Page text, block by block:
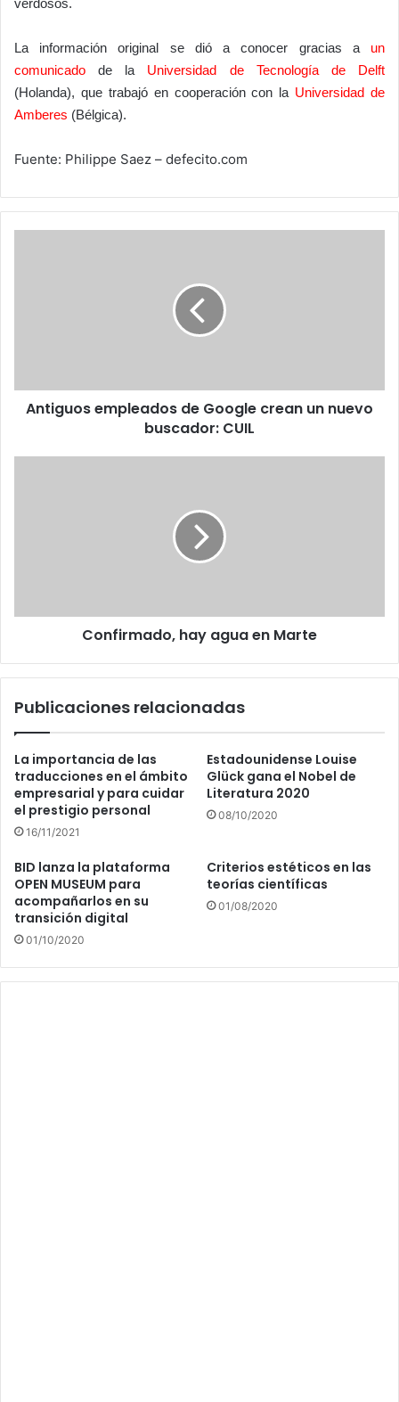
verdosos.
La información original se dió a conocer gracias a un
comunicado de la Universidad de Tecnología de Delft
(Holanda), que trabajó en cooperación con la Universidad de
Amberes (Bélgica).
Fuente: Philippe Saez – defecito.com
CUIL
Antiguos empleados de Google crean un nuevo
buscador: CUIL
Confirmado, hay agua en Marte
Publicaciones relacionadas
La importancia de las
traducciones en el ámbito
empresarial y para cuidar
el prestigio personal
16/11/2021
Estadounidense Louise
Glück gana el Nobel de
Literatura 2020
08/10/2020
BID lanza la plataforma
OPEN MUSEUM para
acompañarlos en su
transición digital
01/10/2020
Criterios estéticos en las
teorías científicas
01/08/2020